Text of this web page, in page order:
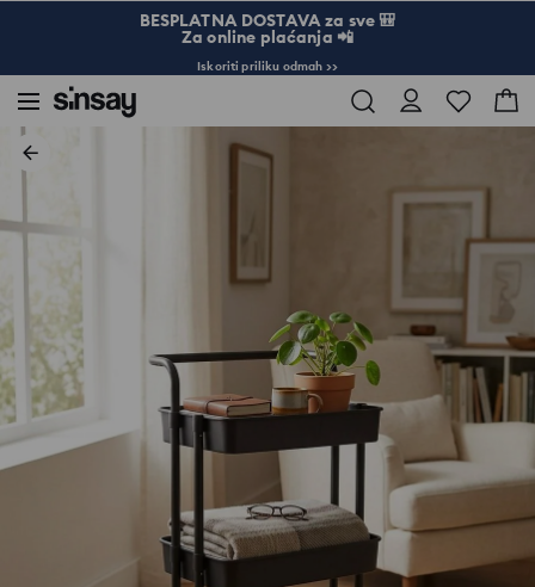
BESPLATNA DOSTAVA za sve 🎒
Za online plaćanja 📲
Iskoriti priliku odmah >>